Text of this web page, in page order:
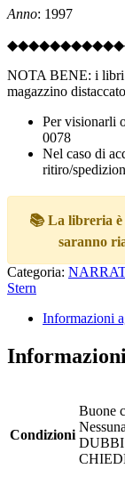
Anno: 1997
NOTA BENE: i libri
magazzino
Per visionarli
0078
Nel caso di
ritiro/
📚 La libreria è
saranno
Categoria:
Stern
Informazioni
Condizioni
Buone
DUBBI